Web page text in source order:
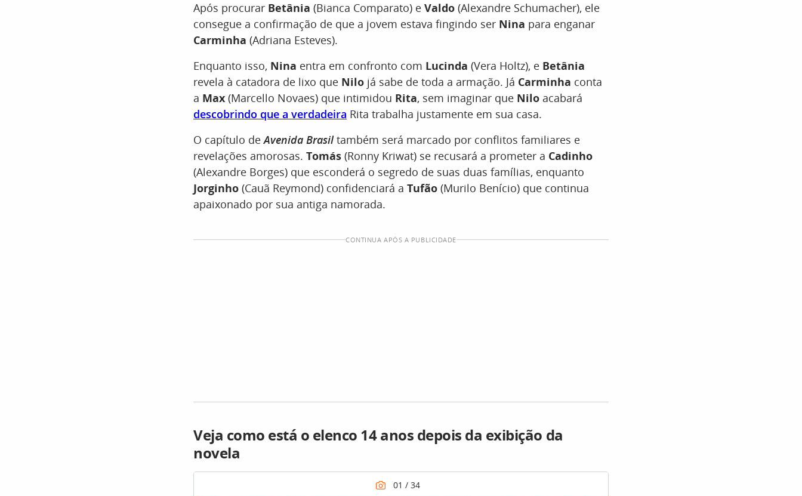
Após procurar Betânia (Bianca Comparato) e Valdo (Alexandre Schumacher), ele
consegue a confirmação de que a jovem estava fingindo ser Nina para enganar
Carminha (Adriana Esteves).
Enquanto isso, Nina entra em confronto com Lucinda (Vera Holtz), e Betânia
revela à catadora de lixo que Nilo já sabe de toda a armação. Já Carminha conta
a Max (Marcello Novaes) que intimidou Rita, sem imaginar que Nilo acabará
descobrindo que a verdadeira Rita trabalha justamente em sua casa.
O capítulo de Avenida Brasiltambém será marcado por conflitos familiares e
revelações amorosas. Tomás (Ronny Kriwat) se recusará a prometer a Cadinho
(Alexandre Borges) que esconderá o segredo de suas duas famílias, enquanto
Jorginho (Cauã Reymond) confidenciará a Tufão (Murilo Benício) que continua
apaixonado por sua antiga namorada.
CONTINUA APÓS A PUBLICIDADE
Veja como está o elenco 14 anos depois da exibição da
novela